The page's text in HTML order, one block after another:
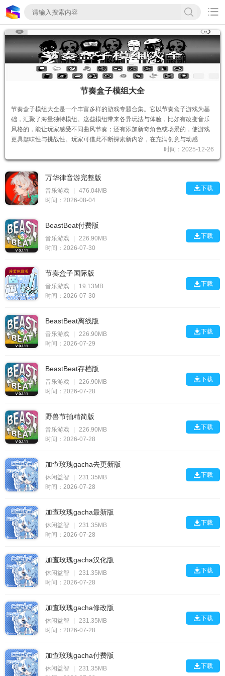

节奏盒子模组大全
节奏盒子模组大全是一个丰富多样的游戏专题合集。它以节奏盒子游戏为基
础，汇聚了海量独特模组。这些模组带来各异玩法与体验，比如有改变音乐
风格的，能让玩家感受不同曲风节奏；还有添加新奇角色或场景的，使游戏
更具趣味性与挑战性。玩家可借此不断探索新内容，在充满创意与动感
时间：2025-12-26
万华律音游完整版
音乐游戏
476.04MB
时间：2026-08-04
下载
BeastBeat付费版
音乐游戏
226.90MB
时间：2026-07-30
下载
节奏盒子国际版
音乐游戏
19.13MB
时间：2026-07-30
下载
BeastBeat离线版
音乐游戏
226.90MB
时间：2026-07-29
下载
BeastBeat存档版
音乐游戏
226.90MB
时间：2026-07-28
下载
野兽节拍精简版
音乐游戏
226.90MB
时间：2026-07-28
下载
加查玫瑰gacha去更新版
休闲益智
231.35MB
时间：2026-07-28
下载
加查玫瑰gacha最新版
休闲益智
231.35MB
时间：2026-07-28
下载
加查玫瑰gacha汉化版
休闲益智
231.35MB
时间：2026-07-28
下载
加查玫瑰gacha修改版
休闲益智
231.35MB
时间：2026-07-28
下载
加查玫瑰gacha付费版
休闲益智
231.35MB
下载